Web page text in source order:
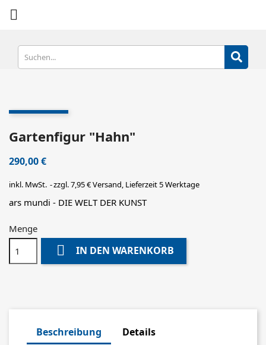

Gartenfigur "Hahn"
290,00 €
inkl. MwSt. zzgl. 7,95 € Versand, Lieferzeit 5 Werktage
ars mundi - DIE WELT DER KUNST
Menge
 IN DEN WARENKORB
Beschreibung
Details